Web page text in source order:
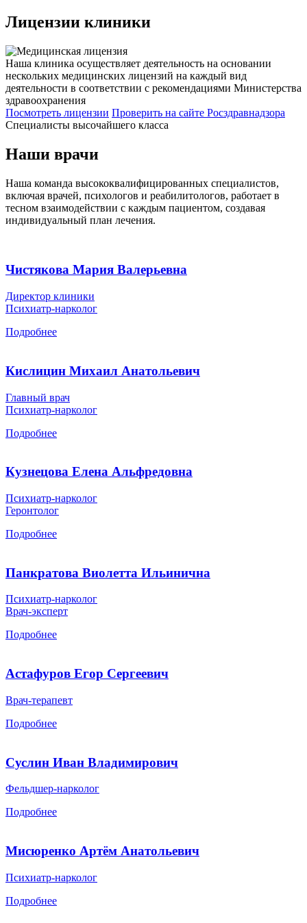
Лицензии клиники
Наша клиника осуществляет деятельность на основании
нескольких медицинских лицензий на каждый вид
деятельности в соответствии с рекомендациями Министерства
здравоохранения
Посмотреть лицензии Проверить на сайте Росздравнадзора
Специалисты высочайшего класса
Наши врачи
Наша команда высококвалифицированных специалистов,
включая врачей, психологов и реабилитологов, работает в
тесном взаимодействии с каждым пациентом, создавая
индивидуальный план лечения.
Чистякова Мария Валерьевна
Директор клиники
Психиатр-нарколог
Подробнее
Кислицин Михаил Анатольевич
Главный врач
Психиатр-нарколог
Подробнее
Кузнецова Елена Альфредовна
Психиатр-нарколог
Геронтолог
Подробнее
Панкратова Виолетта Ильинична
Психиатр-нарколог
Врач-эксперт
Подробнее
Астафуров Егор Сергеевич
Врач-терапевт
Подробнее
Суслин Иван Владимирович
Фельдшер-нарколог
Подробнее
Мисюренко Артём Анатольевич
Психиатр-нарколог
Подробнее